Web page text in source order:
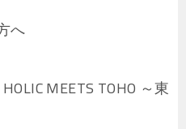
へ
MEETS TOHO ～東